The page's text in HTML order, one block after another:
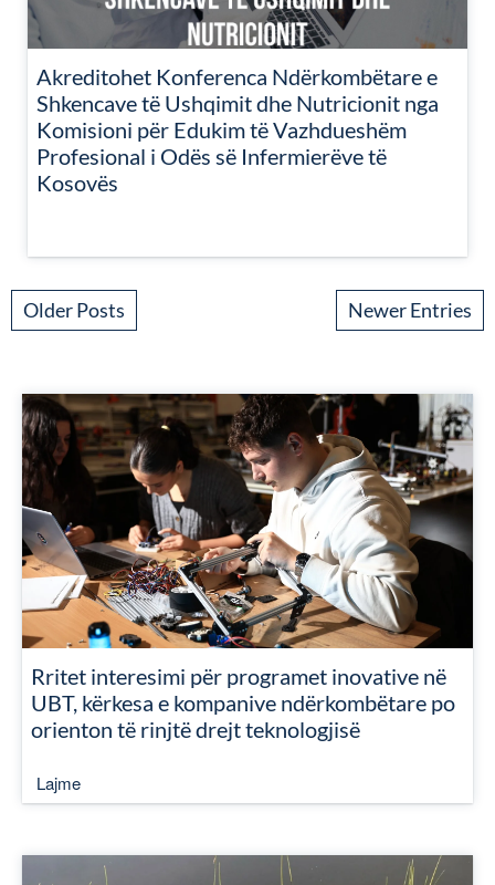
Akreditohet Konferenca Ndërkombëtare e
Shkencave të Ushqimit dhe Nutricionit nga
Komisioni për Edukim të Vazhdueshëm
Profesional i Odës së Infermierëve të
Kosovës
Older Posts Newer Entries
Rritet interesimi për programet inovative në
UBT, kërkesa e kompanive ndërkombëtare po
orienton të rinjtë drejt teknologjisë
Lajme